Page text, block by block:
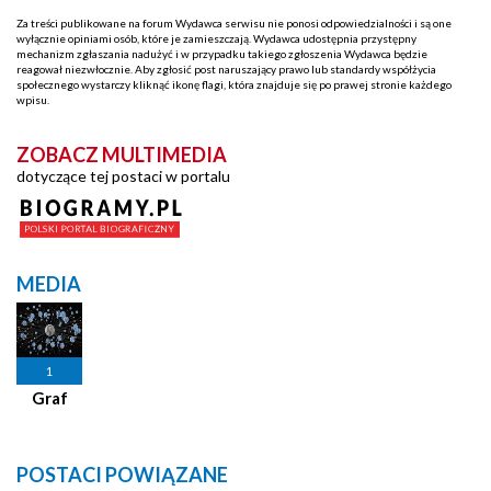
Za treści publikowane na forum Wydawca serwisu nie ponosi odpowiedzialności i są one
wyłącznie opiniami osób, które je zamieszczają. Wydawca udostępnia przystępny
mechanizm zgłaszania nadużyć i w przypadku takiego zgłoszenia Wydawca będzie
reagował niezwłocznie. Aby zgłosić post naruszający prawo lub standardy współżycia
społecznego wystarczy kliknąć ikonę flagi, która znajduje się po prawej stronie każdego
wpisu.
ZOBACZ MULTIMEDIA
dotyczące tej postaci w portalu
MEDIA
1
Graf
POSTACI POWIĄZANE